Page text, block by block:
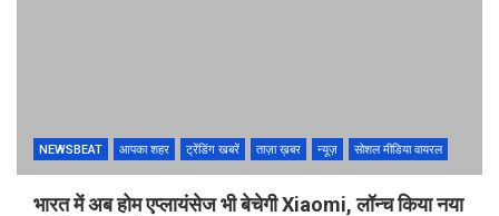
NEWSBEAT आपका शहर ट्रेंडिंग खबरें ताज़ा ख़बर न्यूज़ सोशल मीडिया वायरल
भारत में अब होम एप्लायंसेज भी बेचेगी Xiaomi, लॉन्च किया नया